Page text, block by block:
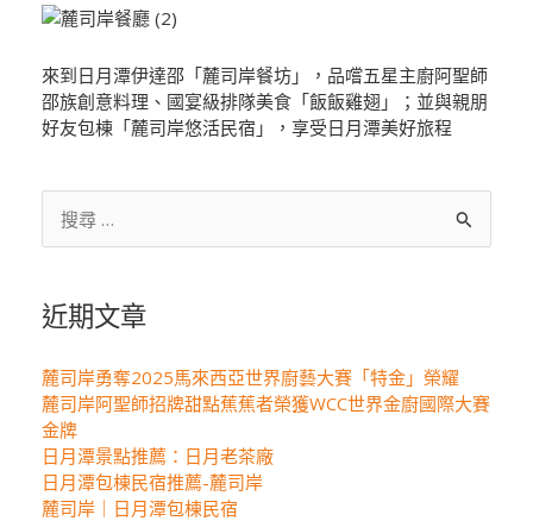
來到日月潭伊達邵「麓司岸餐坊」，品嚐五星主廚阿聖師
邵族創意料理、國宴級排隊美食「飯飯雞翅」；並與親朋
好友包棟「麓司岸悠活民宿」，享受日月潭美好旅程
尋
鍵
字:
近期文章
麓司岸勇奪2025馬來西亞世界廚藝大賽「特金」榮耀
麓司岸阿聖師招牌甜點蕉蕉者榮獲WCC世界金廚國際大賽
金牌
日月潭景點推薦：日月老茶廠
日月潭包棟民宿推薦-麓司岸
麓司岸｜日月潭包棟民宿